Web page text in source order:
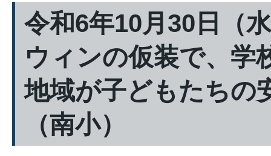
令和6年10月30日（
ウィンの仮装で、学
地域が子どもたちの
（南小）